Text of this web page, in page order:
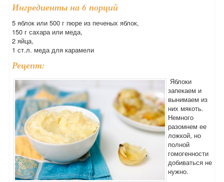
Ингредиенты на 6 порций
5 яблок или 500 г пюре из печеных яблок,
150 г сахара или меда,
2 яйца,
1 ст.л. меда для карамели
Рецепт:
Яблоки
запекаем и
вынимаем из
них мякоть.
Немного
разомнем ее
ложкой, но
полной
гомогенности
добиваться не
нужно.